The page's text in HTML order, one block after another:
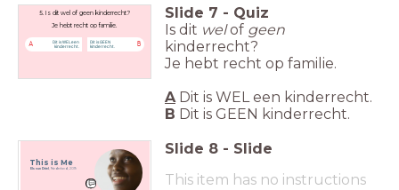
5. Is dit wel of geen kinderrecht?
Je hebt recht op familie.
A
Dit is WEL een
kinderrecht.
B
Dit is GEEN
kinderrecht.
Slide 7 - Quiz
Is dit welof geen
kinderrecht?
Je hebt recht op familie.
ADit is WEL een kinderrecht.
B Dit is GEEN kinderrecht.
This is Me
Els van Driel , Nederland, 2019
Slide 8 - Slide
This item has no instructions